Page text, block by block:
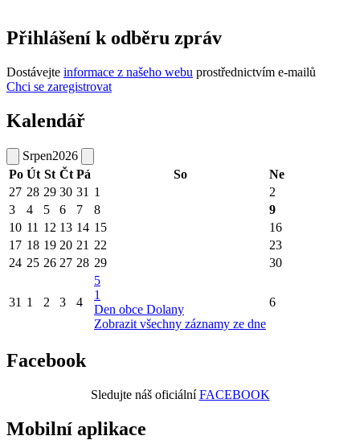
Přihlášení k odběru zpráv
Dostávejte informace z našeho webu prostřednictvím e-mailů
Chci se zaregistrovat
Kalendář
Srpen2026
Po Út St Čt Pá So
Ne
27 28 29 30 31 1
2
3
4 5 6 7 8
9
10 11 12 13 14 15
16
17 18 19 20 21 22
23
24 25 26 27 28 29 30
31 1 2 3 4
5
1
Den obce Dolany
Zobrazit všechny záznamy ze dne
6
Facebook
Sledujte náš oficiálníFACEBOOK
Mobilní aplikace